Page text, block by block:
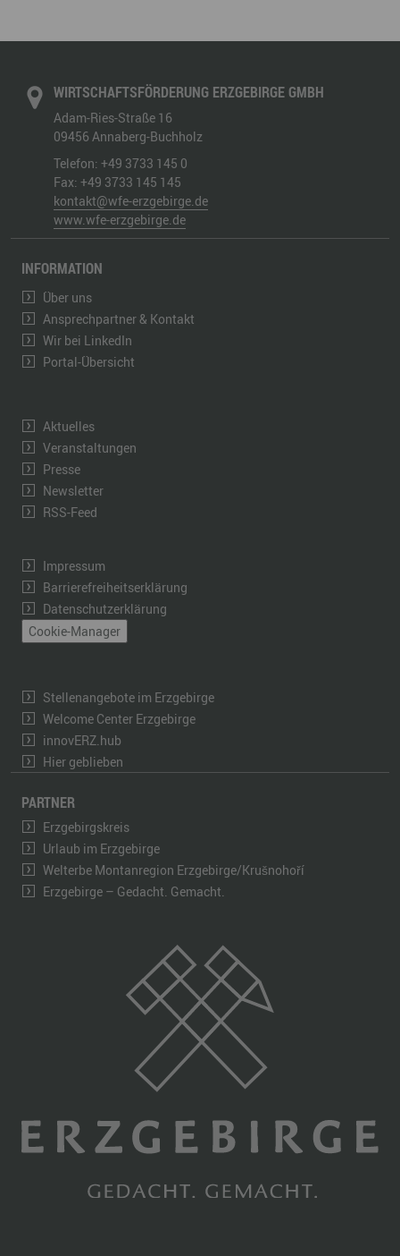
WIRTSCHAFTSFÖRDERUNG ERZGEBIRGE GMBH
Adam-Ries-Straße 16
09456 Annaberg-Buchholz
Telefon: +49 3733 145 0
Fax: +49 3733 145 145
kontakt@wfe-erzgebirge.de
www.wfe-erzgebirge.de
INFORMATION
Über uns
Ansprechpartner & Kontakt
Wir bei LinkedIn
Portal-Übersicht
Aktuelles
Veranstaltungen
Presse
Newsletter
RSS-Feed
Impressum
Barrierefreiheitserklärung
Datenschutzerklärung
Cookie-Manager
Stellenangebote im Erzgebirge
Welcome Center Erzgebirge
innovERZ.hub
Hier geblieben
PARTNER
Erzgebirgskreis
Urlaub im Erzgebirge
Welterbe Montanregion Erzgebirge/Krušnohoří
Erzgebirge – Gedacht. Gemacht.